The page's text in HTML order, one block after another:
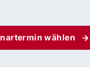
wählen